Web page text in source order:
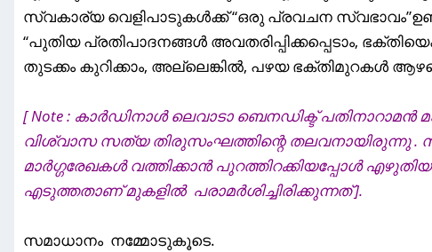
സ്വകാര്യ വെളിപാടുകൾക്ക് “ഒരു പ്രവചന
“പുതിയ പ്രതിപാദനങ്ങൾ അവതരിപ്പിക്കപ്പെടാം,
തുടക്കം കുറിക്കാം, അല്ലെങ്കിൽ, പഴയ ഭക്തിമുറകൾ
[ Note : കാർഡിനാൾ ലെവാടാ ബെനഡിക്ട് പതിനാറാമൻ
വിശ്വാസ സത്യ തിരുസംഘത്തിന്റെ തലവനായിരുന്നു .
മാർഗ്ഗരേഖകൾ വത്തിക്കാൻ പുറത്തിറക്കിയപ്പോൾ
എടുത്തതാണ് മുകളിൽ പരാമർശിച്ചിരിക്കുന്നത് ].
സമാധാനം നമ്മോടുകൂടെ.